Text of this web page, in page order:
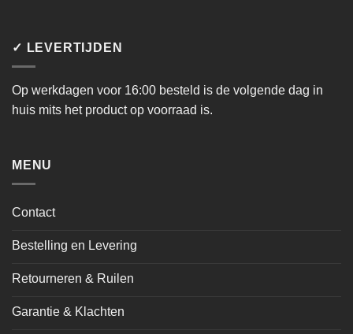
✓ LEVERTIJDEN
Op werkdagen voor 16:00 besteld is de volgende dag in
huis mits het product op voorraad is.
MENU
Contact
Bestelling en Levering
Retourneren & Ruilen
Garantie & Klachten